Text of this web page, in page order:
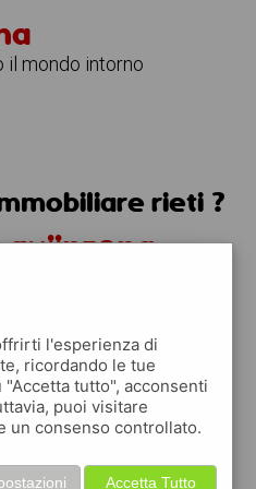
il mondo intorno
rieti ?
quiinzona
l'esperienza di
ricordando le tue
tutto", acconsenti
puoi visitare
un consenso controllato.
Accetta Tutto